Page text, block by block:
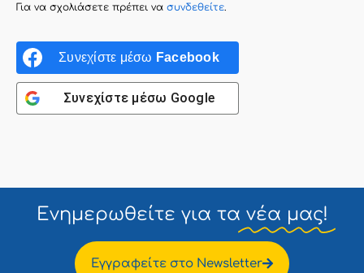
Για να σχολιάσετε πρέπει να συνδεθείτε.
Συνεχίστε μέσω Facebook
Συνεχίστε μέσω Google
Ενημερωθείτε για τα νέα μας!
Εγγραφείτε στο Newsletter